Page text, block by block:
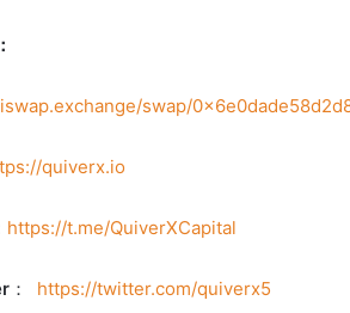
swap/
://quiverx.io
https://t.me/QuiverXCapital
： https://twitter.com/quiverx5